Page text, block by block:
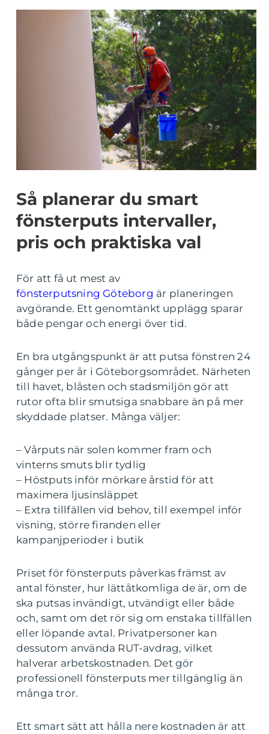
Så planerar du smart
fönsterputs intervaller,
pris och praktiska val
För att få ut mest av
fönsterputsning Göteborg är planeringen
avgörande. Ett genomtänkt upplägg sparar
både pengar och energi över tid.
En bra utgångspunkt är att putsa fönstren 24
gånger per år i Göteborgsområdet. Närheten
till havet, blåsten och stadsmiljön gör att
rutor ofta blir smutsiga snabbare än på mer
skyddade platser. Många väljer:
– Vårputs när solen kommer fram och
vinterns smuts blir tydlig
– Höstputs inför mörkare årstid för att
maximera ljusinsläppet
– Extra tillfällen vid behov, till exempel inför
visning, större firanden eller
kampanjperioder i butik
Priset för fönsterputs påverkas främst av
antal fönster, hur lättåtkomliga de är, om de
ska putsas invändigt, utvändigt eller både
och, samt om det rör sig om enstaka tillfällen
eller löpande avtal. Privatpersoner kan
dessutom använda RUT-avdrag, vilket
halverar arbetskostnaden. Det gör
professionell fönsterputs mer tillgänglig än
många tror.
Ett smart sätt att hålla nere kostnaden är att